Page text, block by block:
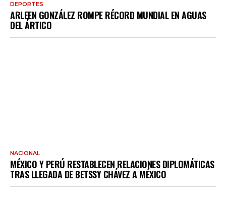
DEPORTES
ARLEEN GONZÁLEZ ROMPE RÉCORD MUNDIAL EN AGUAS
DEL ÁRTICO
NACIONAL
MÉXICO Y PERÚ RESTABLECEN RELACIONES DIPLOMÁTICAS
TRAS LLEGADA DE BETSSY CHÁVEZ A MÉXICO